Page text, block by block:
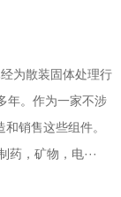
为散装固体处理行
年。作为一家不涉
销售这些组件。
，矿物，电···